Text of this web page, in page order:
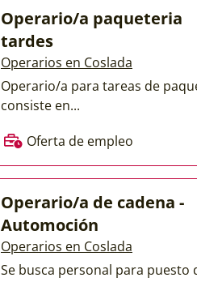
Operario/a paqueteria
tardes
Operarios en Coslada
Operario/a para tareas de
consiste en...
Oferta de empleo
Operario/a de cadena -
Automoción
Operarios en Coslada
Se busca personal para